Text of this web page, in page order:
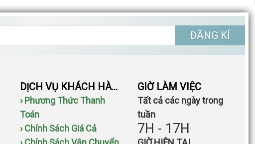
ĐĂNG KÍ
DỊCH VỤ KHÁCH HÀNG
› Phương Thức Thanh
Toán
› Chính Sách Giá Cả
GIỜ LÀM VIỆC
Tất cả các ngày trong
tuần
7H - 17H